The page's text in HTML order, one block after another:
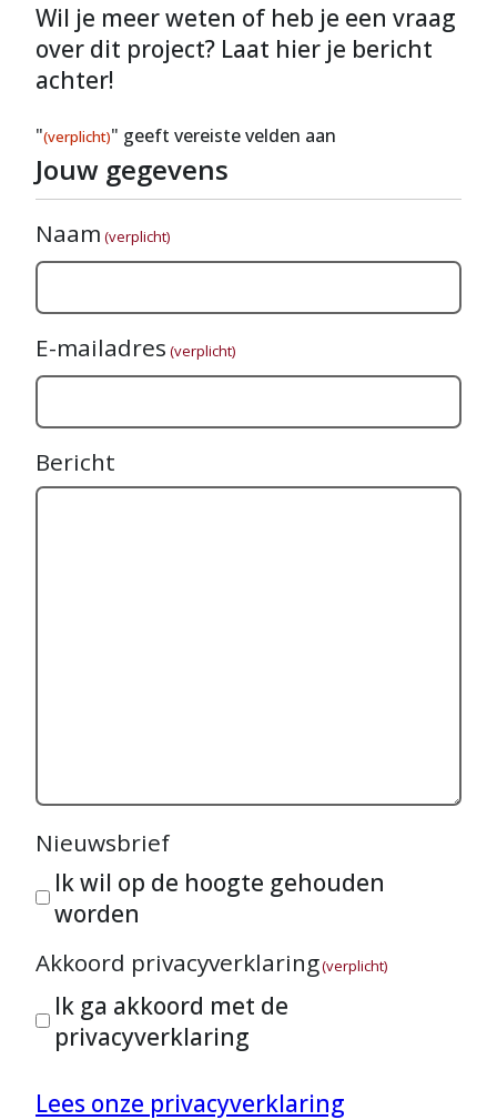
Wil je meer weten of heb je een vraag
over dit project? Laat hier je bericht
achter!
"(verplicht)" geeft vereiste velden aan
Jouw gegevens
Naam (verplicht)
E-mailadres (verplicht)
Bericht
Nieuwsbrief
Ik wil op de hoogte gehouden
worden
Akkoord privacyverklaring(verplicht)
Ik ga akkoord met de
privacyverklaring
Lees onze privacyverklaring